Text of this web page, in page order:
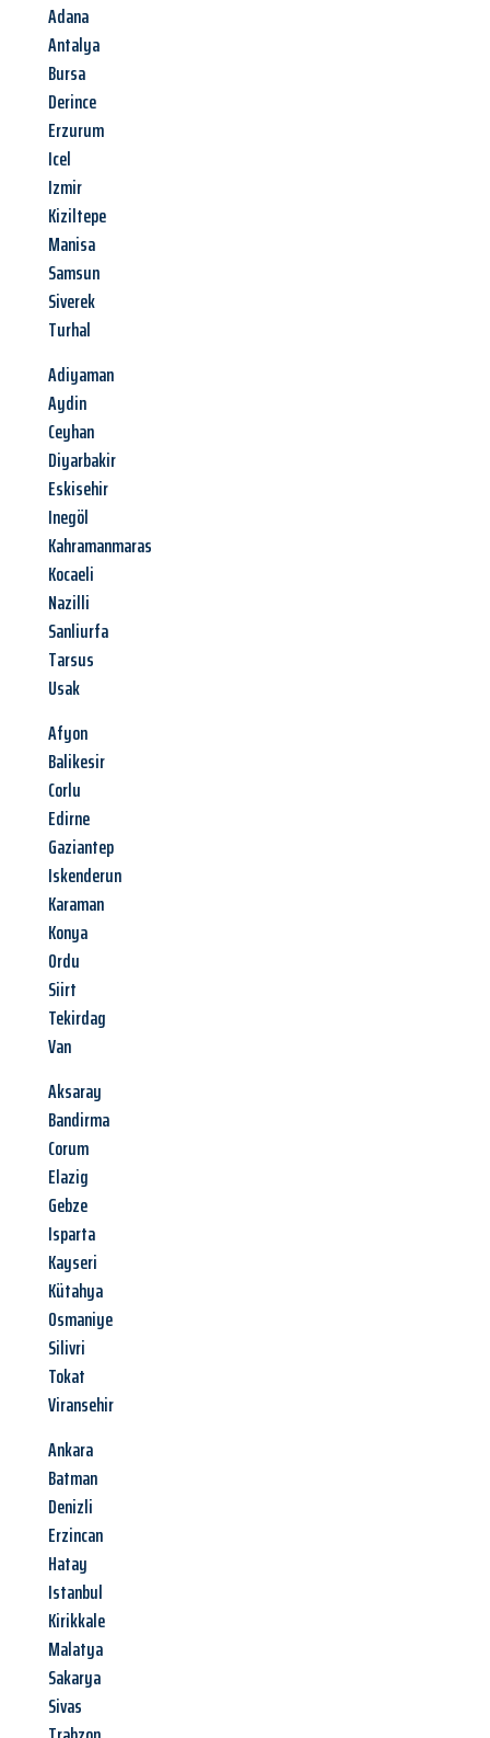
Adana
Antalya
Bursa
Derince
Erzurum
Icel
Izmir
Kiziltepe
Manisa
Samsun
Siverek
Turhal
Adiyaman
Aydin
Ceyhan
Diyarbakir
Eskisehir
Inegöl
Kahramanmaras
Kocaeli
Nazilli
Sanliurfa
Tarsus
Usak
Afyon
Balikesir
Corlu
Edirne
Gaziantep
Iskenderun
Karaman
Konya
Ordu
Siirt
Tekirdag
Van
Aksaray
Bandirma
Corum
Elazig
Gebze
Isparta
Kayseri
Kütahya
Osmaniye
Silivri
Tokat
Viransehir
Ankara
Batman
Denizli
Erzincan
Hatay
Istanbul
Kirikkale
Malatya
Sakarya
Sivas